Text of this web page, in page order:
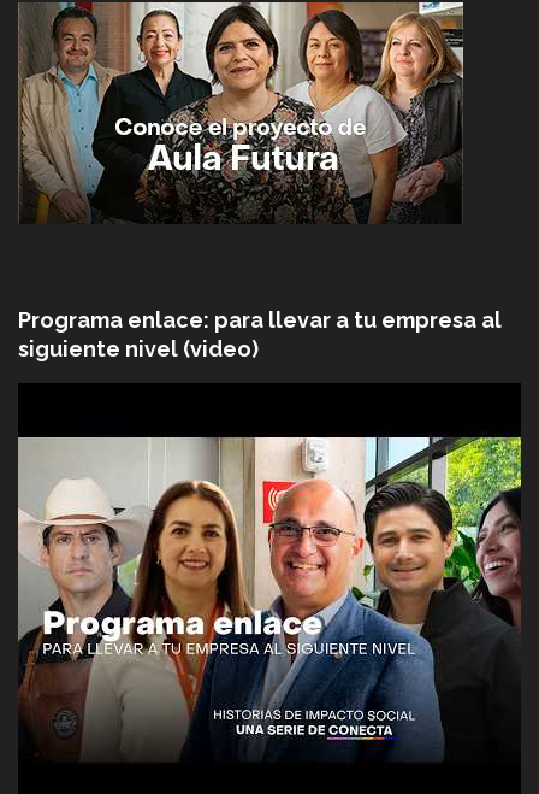
Programa enlace: para llevar a tu empresa al
siguiente nivel (video)